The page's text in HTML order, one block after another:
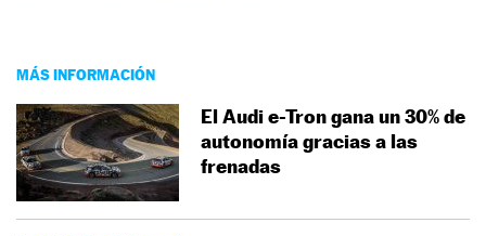
MÁS INFORMACIÓN
El Audi e-Tron gana un 30% de
autonomía gracias a las
frenadas